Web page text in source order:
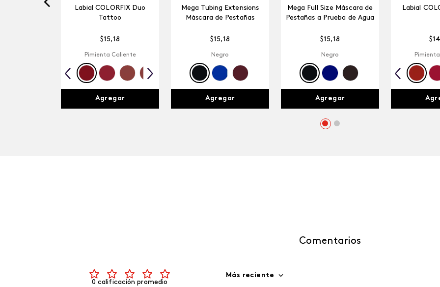
Labial COLORFIX Duo
Tattoo
$15,18
Pimienta Caliente
Agregar
Mega Tubing Extensions
Máscara de Pestañas
$15,18
Negro
Agregar
Mega Full Size Máscara de
Pestañas a Prueba de Agua
$15,18
Negro
Agregar
Labial
$14
Comentarios
0 calificación promedio
Más reciente